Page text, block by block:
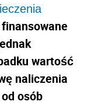
wartość
naliczenia
osób